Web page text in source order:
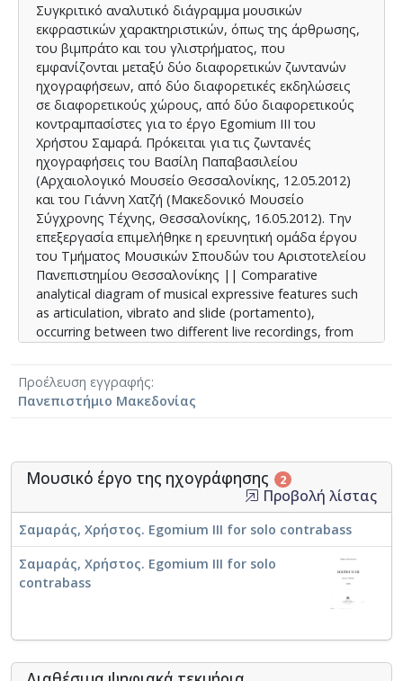
Συγκριτικό αναλυτικό διάγραμμα μουσικών
εκφραστικών χαρακτηριστικών, όπως της άρθρωσης,
του βιμπράτο και του γλιστρήματος, που
εμφανίζονται μεταξύ δύο διαφορετικών ζωντανών
ηχογραφήσεων, από δύο διαφορετικές εκδηλώσεις
σε διαφορετικούς χώρους, από δύο διαφορετικούς
κοντραμπασίστες για το έργο Egomium III του
Χρήστου Σαμαρά. Πρόκειται για τις ζωντανές
ηχογραφήσεις του Βασίλη Παπαβασιλείου
(Αρχαιολογικό Μουσείο Θεσσαλονίκης, 12.05.2012)
και του Γιάννη Χατζή (Μακεδονικό Μουσείο
Σύγχρονης Τέχνης, Θεσσαλονίκης, 16.05.2012). Την
επεξεργασία επιμελήθηκε η ερευνητική ομάδα έργου
του Τμήματος Μουσικών Σπουδών του Αριστοτελείου
Πανεπιστημίου Θεσσαλονίκης || Comparative
analytical diagram of musical expressive features such
as articulation, vibrato and slide (portamento),
occurring between two different live recordings, from
Christos Samaras. These are the live recordings of
Vassilis Papavasiliou (Archaeological Museum of
Thessaloniki, 16.05.2012). Edited by the research team
of the Department of Music Studies of the Aristotle
Πατήστε εδώ
Προέλευση εγγραφής
Πανεπιστήμιο Μακεδονίας
Μουσικό έργο της ηχογράφησης 2
Προβολή λίστας
Σαμαράς, Χρήστος. Egomium III for solo contrabass
Σαμαράς, Χρήστος. Egomium III for solo
contrabass